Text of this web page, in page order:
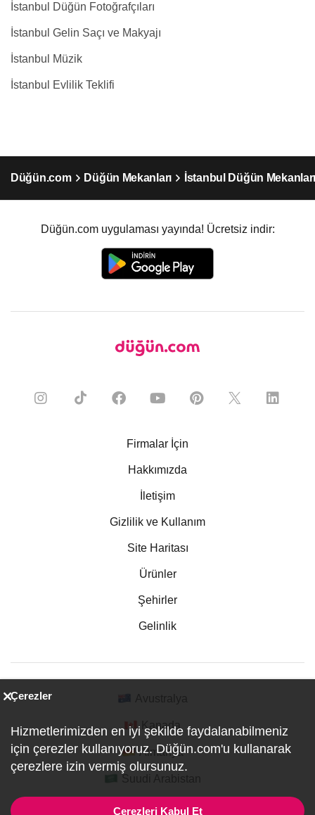
İstanbul Düğün Fotoğrafçıları
İstanbul Gelin Saçı ve Makyajı
İstanbul Müzik
İstanbul Evlilik Teklifi
Düğün.com Düğün Mekanları İstanbul Düğün
Düğün.com uygulaması yayında! Ücretsiz indir:
Firmalar İçin
Hakkımızda
İletişim
Gizlilik ve Kullanım
Site Haritası
Ürünler
Şehirler
Gelinlik
Kanada
Almanya
Çerezler
Hizmetlerimizden en iyi şekilde faydalanabilmeniz
için çerezler kullanıyoruz. Düğün.com'u kullanarak
çerezlere izin vermiş olursunuz.
Çerezleri Kabul Et